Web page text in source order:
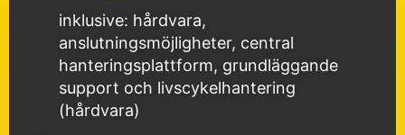
inklusive: hårdvara,
anslutningsmöjligheter, central
hanteringsplattform, grundläggande
support och livscykelhantering
(hårdvara)